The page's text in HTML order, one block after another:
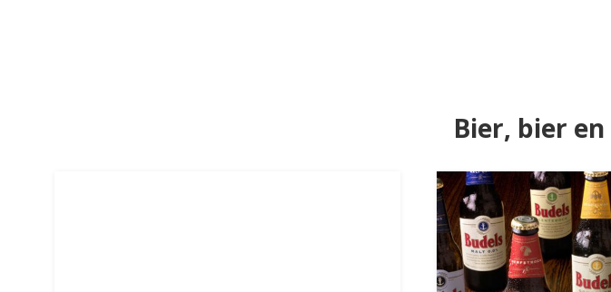
Bier, bier